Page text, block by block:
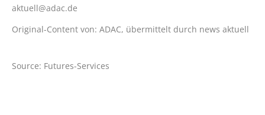
aktuell@adac.de
Original-Content von: ADAC, übermittelt durch news aktuell
Source: Futures-Services